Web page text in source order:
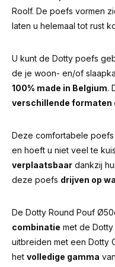
Roolf. De poefs vormen
laten u helemaal tot rust
U kunt de Dotty poefs
de je woon- en/of
100% made in Belgium.
verschillende formaten
Deze comfortabele poefs
en hoeft u niet veel te
verplaatsbaar dankzij
deze poefs drijven op
De Dotty Round Pouf
combinatie met de Dotty
uitbreiden met een Dotty
het volledige gamma van